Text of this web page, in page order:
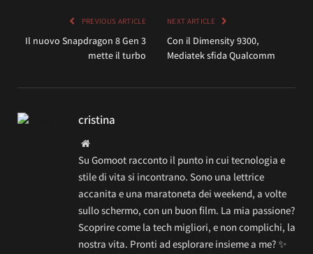
PREVIOUS ARTICLE
Il nuovo Snapdragon 8 Gen 3
mette il turbo
NEXT ARTICLE
Con il Dimensity 9300,
Mediatek sfida Qualcomm
cristina
Website
Su Gomoot racconto il punto in cui tecnologia e
stile di vita si incontrano. Sono una lettrice
accanita e una maratoneta dei weekend, a volte
sullo schermo, con un buon film. La mia passione?
Scoprire come la tech migliori, e non complichi, la
nostra vita. Pronti ad esplorare insieme a me? ✨